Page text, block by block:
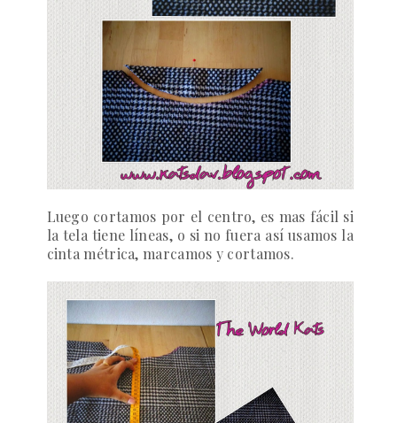
Luego cortamos por el centro, es mas fácil si
la tela tiene líneas, o si no fuera así usamos la
cinta métrica, marcamos y cortamos.